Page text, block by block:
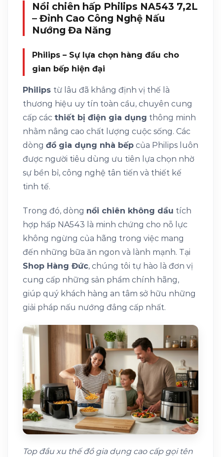
Nồi chiên hấp Philips NA543 7,2L
– Đỉnh Cao Công Nghệ Nấu
Nướng Đa Năng
Philips – Sự lựa chọn hàng đầu cho
gian bếp hiện đại
Philips từ lâu đã khẳng định vị thế là
thương hiệu uy tín toàn cầu, chuyên cung
cấp các thiết bị điện gia dụng thông minh
nhằm nâng cao chất lượng cuộc sống. Các
dòng đồ gia dụng nhà bếp của Philips luôn
được người tiêu dùng ưu tiên lựa chọn nhờ
sự bền bỉ, công nghệ tân tiến và thiết kế
tinh tế.
Trong đó, dòng nồi chiên không dầu tích
hợp hấp NA543 là minh chứng cho nỗ lực
không ngừng của hãng trong việc mang
đến những bữa ăn ngon và lành mạnh. Tại
Shop Hàng Đức, chúng tôi tự hào là đơn vị
cung cấp những sản phẩm chính hãng,
giúp quý khách hàng an tâm sở hữu những
giải pháp nấu nướng đẳng cấp nhất.
Top đầu xu thế đồ gia dụng cao cấp gọi tên